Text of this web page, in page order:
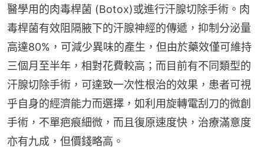
醫學用的肉毒桿菌 (Botox)或進行汗腺切除手術。肉
毒桿菌有效阻隔腋下的汗腺神經的傳遞，抑制分泌量
高達80%，可減少異味的產生，但由於藥效僅可維持
三個月至半年，相對花費較高；而目前有不同類型的
汗腺切除手術，可達致一次性根治的效果，患者可視
乎自身的經濟能力而選擇，如利用旋轉電刮刀的微創
手術，不單疤痕細微，而且復原速度快，治療滿意度
亦有九成，但價錢略高。